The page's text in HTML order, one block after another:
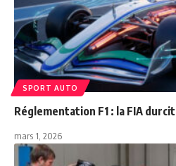
SPORT AUTO
Réglementation F1 : la FIA
mars 1, 2026